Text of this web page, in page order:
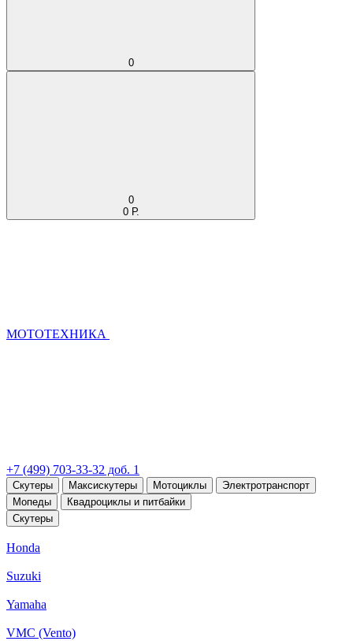
0
0
0 Р.
МОТОТЕХНИКА
+7 (499) 703-33-32 доб. 1
Скутеры Максискутеры Мотоциклы
Электротранспорт
Мопеды
Квадроциклы и питбайки
Скутеры
Honda
Suzuki
Yamaha
VMC (Vento)